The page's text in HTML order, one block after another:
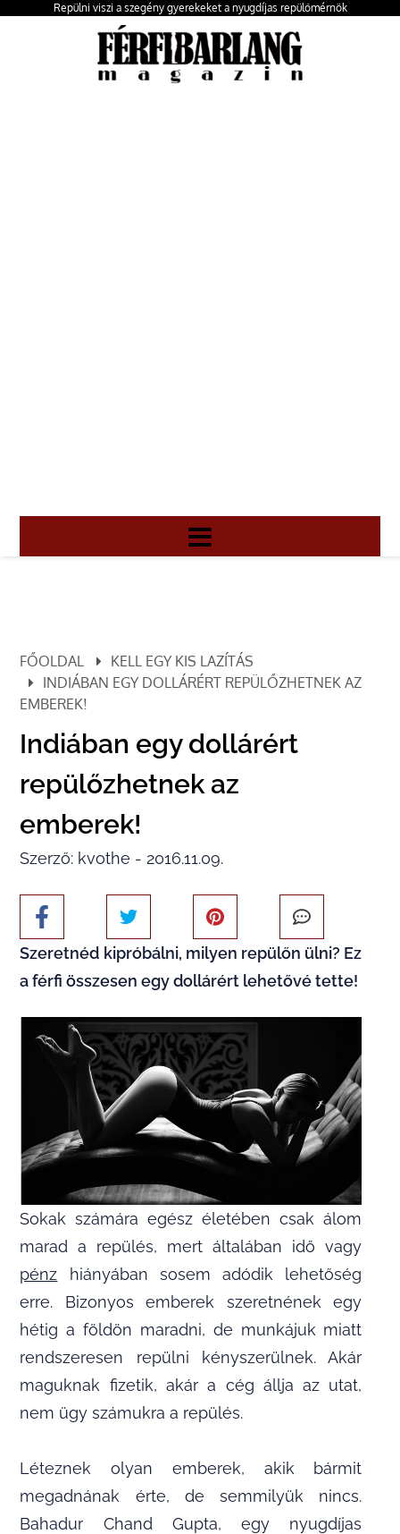
Repülni viszi a szegény gyerekeket a nyugdíjas repülőmérnök
FŐOLDAL
KELL EGY KIS LAZÍTÁS
INDIÁBAN EGY DOLLÁRÉRT REPÜLŐZHETNEK AZ
EMBEREK!
Indiában egy dollárért
repülőzhetnek az
emberek!
Szerző: kvothe - 2016.11.09.
Szeretnéd kipróbálni, milyen repülőn ülni? Ez
a férfi összesen egy dollárért lehetővé tette!
Sokak számára egész életében csak álom
marad a repülés, mert általában idő vagy
pénz hiányában sosem adódik lehetőség
erre. Bizonyos emberek szeretnének egy
hétig a földön maradni, de munkájuk miatt
rendszeresen repülni kényszerülnek. Akár
maguknak fizetik, akár a cég állja az utat,
nem ügy számukra a repülés.
Léteznek olyan emberek, akik bármit
megadnának érte, de semmilyük nincs.
Bahadur Chand Gupta, egy nyugdíjas